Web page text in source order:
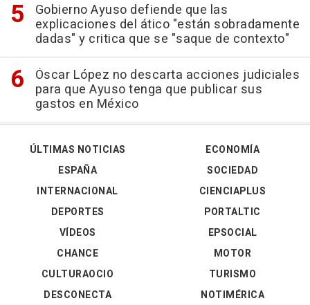
Gobierno Ayuso defiende que las
explicaciones del ático "están sobradamente
dadas" y critica que se "saque de contexto"
Óscar López no descarta acciones judiciales
para que Ayuso tenga que publicar sus
gastos en México
ÚLTIMAS NOTICIAS
ESPAÑA
INTERNACIONAL
DEPORTES
VÍDEOS
ECONOMÍA
SOCIEDAD
CIENCIAPLUS
PORTALTIC
EPSOCIAL
CHANCE
CULTURAOCIO
DESCONECTA
MOTOR
TURISMO
NOTIMÉRICA